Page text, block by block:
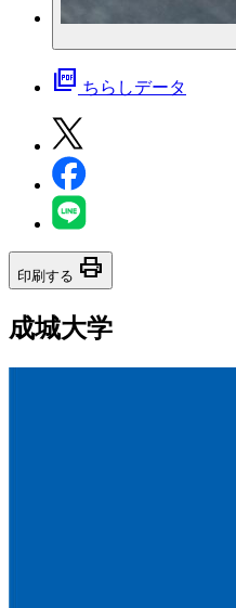
picture_as_pdf ちらしデータ
印刷する print
成城大学